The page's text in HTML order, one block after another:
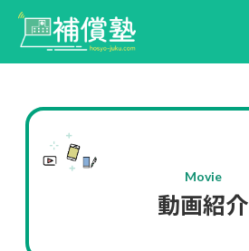
Movie
動画紹介